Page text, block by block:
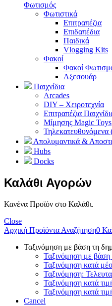
Φωτισμός
Φωτιστικά
Επιτραπέζια
Επιδαπέδια
Παιδικά
Vlogging Kits
Φακοί
Φακοί
Αξεσουάρ
Παιχνίδια
Arcades
DIY – Χειροτεχνία
Επιτραπέζια
Μίμησης Magic Toys
Τηλεκατευθυνόμενα
Απολυμαντικά &
Hubs
Docks
Καλάθι Αγορών
Κανένα Προϊόν στο Καλάθι.
Close
Αρχική Προϊόντα Αναζήτηση0
Ταξινόμηση με βάση τη
Ταξινόμηση με βάση
Ταξινόμηση κατά
Ταξινόμηση:
Ταξινόμηση κατά
Ταξινόμηση κατά
Cancel